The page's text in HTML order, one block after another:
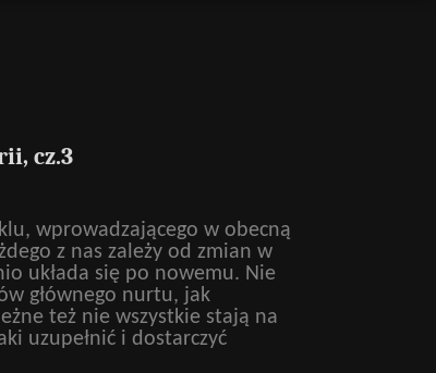
cz.3
wprowadzającego w obecną
z nas zależy od zmian w
układa się po nowemu. Nie
głównego nurtu, jak
też nie wszystkie stają na
uzupełnić i dostarczyć